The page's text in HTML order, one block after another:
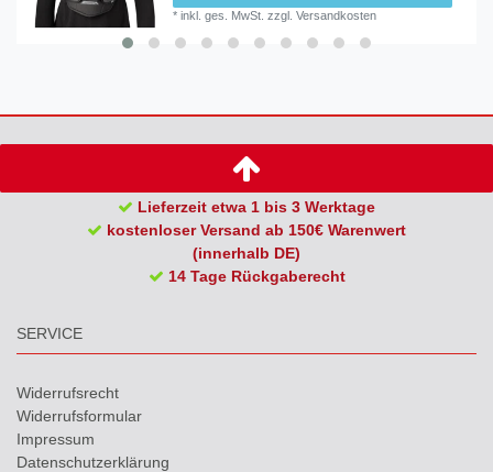
*inkl. ges. MwSt. zzgl.Versandkosten
Lieferzeit etwa 1 bis 3 Werktage
kostenloser Versand ab 150€ Warenwert
(innerhalb DE)
14 Tage Rückgaberecht
SERVICE
Widerrufs­recht
Widerrufs­formular
Impressum
Daten­schutz­erklärung